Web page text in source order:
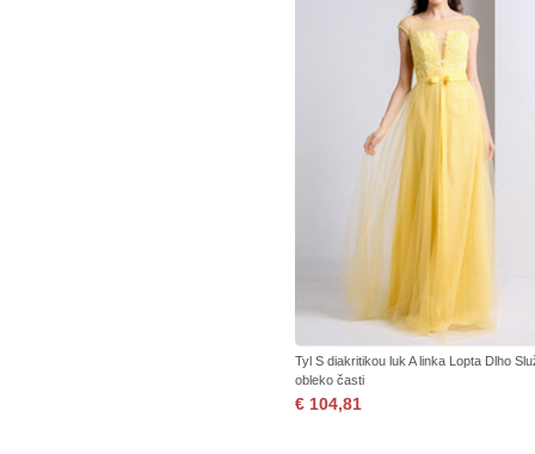
Tyl S diakritikou luk A linka Lopta Dlho
obleko časti
€ 104,81